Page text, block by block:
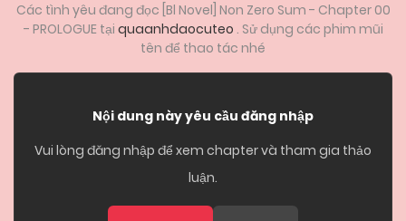
Các tình yêu đang đọc [Bl Novel] Non Zero Sum - Chapter 00
- PROLOGUE tại quaanhdaocuteo . Sử dụng các phim mũi
tên để thao tác nhé
Nội dung này yêu cầu đăng nhập
Vui lòng đăng nhập để xem chapter và tham gia thảo
luận.